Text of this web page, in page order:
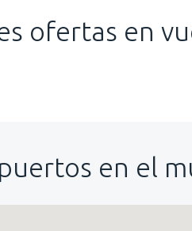
ofertas en
en el